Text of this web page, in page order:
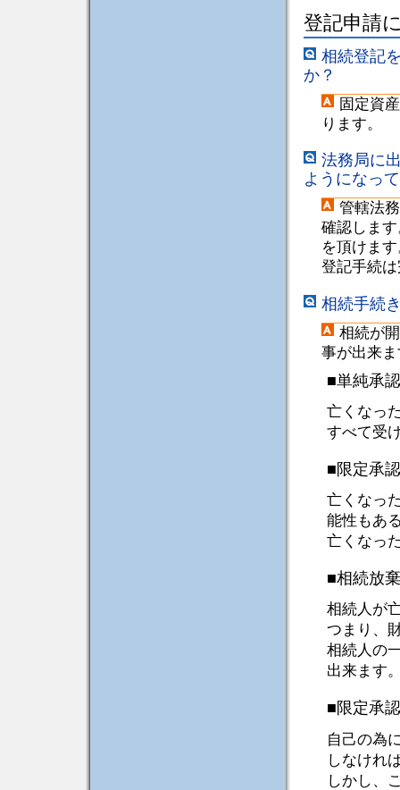
登記申請
相続登記
か？
固定資
ります。
法務局に
ようになっ
管轄法
確認しま
を頂けま
登記手続
相続手続
相続が
事が出来
■単純承認
亡くなっ
すべて受
■限定承認
亡くなっ
能性もあ
亡くなっ
■相続放棄
相続人が
つまり、
相続人の
出来ます
■限定承
自己の為
しなけれ
しかし、